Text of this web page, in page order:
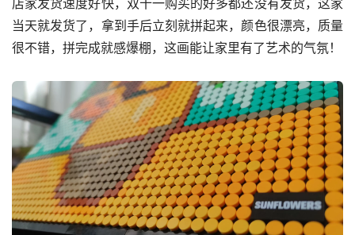
当天就发货了，拿到手后立刻就拼起来，颜色很漂亮，质量
很不错，拼完成就感爆棚，这画能让家里有了艺术的气氛！